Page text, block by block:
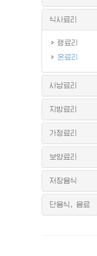
식사료리
랭료리
온료리
사냥료리
지방료리
가정료리
보양료리
저장음식
단음식, 음료